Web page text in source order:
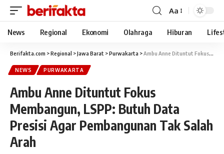
Aa
News Regional Ekonomi Olahraga Hiburan
Berifakta.com >Regional >Jawa Barat >Purwakarta >Ambu Anne Dituntut Fokus Membangun, LSPP: Butuh Data Presisi Agar Pembangunan Tak Salah Arah
NEWS PURWAKARTA
Ambu Anne Dituntut Fokus
Membangun, LSPP: Butuh Data
Presisi Agar Pembangunan Tak Salah
Arah